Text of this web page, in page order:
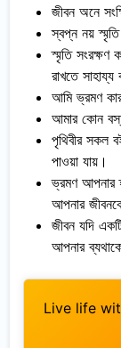
জীবন অনে
স্বপ্ন নয়
স্মৃতি সংরক্ষণ
রাখতে
আমি ভ্রমণ
আমার কোন
পৃথিবীর সকল
পাওয়া যায়।
ভ্রমণ আপনার
আপনার
জীবন যদি
আপনার
Live life